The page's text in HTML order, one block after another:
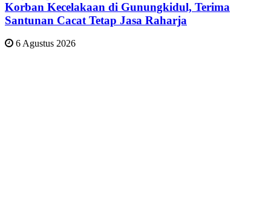
Korban Kecelakaan di Gunungkidul, Terima
Santunan Cacat Tetap Jasa Raharja
6 Agustus 2026